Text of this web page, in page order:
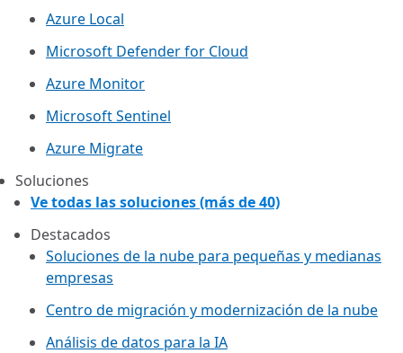
Azure Local
Microsoft Defender for Cloud
Azure Monitor
Microsoft Sentinel
Azure Migrate
Soluciones
Ve todas las soluciones (más de 40)
Destacados
Soluciones de la nube para pequeñas y medianas
empresas
Centro de migración y modernización de la nube
Análisis de datos para la IA